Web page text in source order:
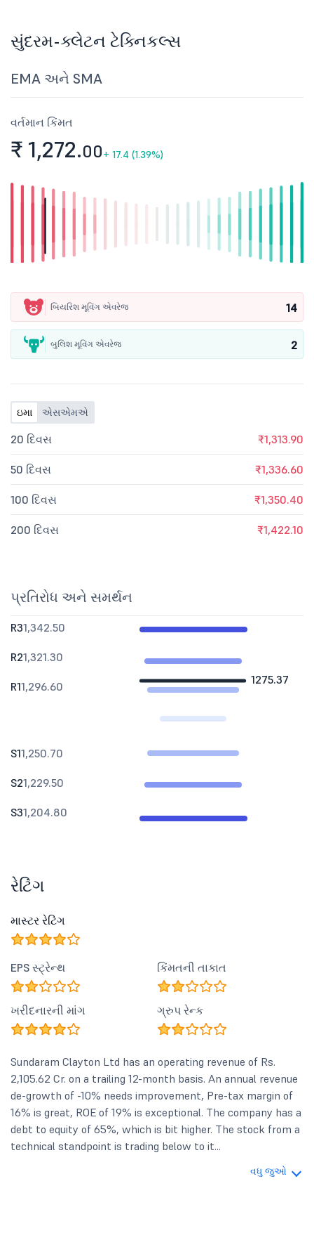
સુંદરમ-ક્લેટન ટેક્નિકલ્સ
EMA અને SMA
વર્તમાન કિંમત
₹ 1,272.00+ 17.4 (1.39%)
બિયરિશ મૂવિંગ એવરેજ 14
બુલિશ મૂવિંગ એવરેજ 2
ઇમા એસએમએ
20 દિવસ ₹1,313.90
50 દિવસ ₹1,336.60
100 દિવસ ₹1,350.40
200 દિવસ ₹1,422.10
પ્રતિરોધ અને સમર્થન
1275.37
R31,342.50
R21,321.30
R11,296.60
S11,250.70
S21,229.50
S31,204.80
રેટિંગ
માસ્ટર રેટિંગ
EPS સ્ટ્રેન્થ કિંમતની તાકાત
ખરીદનારની માંગ ગ્રુપ રેન્ક
Sundaram Clayton Ltd has an operating revenue of Rs.
2,105.62 Cr. on a trailing 12-month basis. An annual revenue
de-growth of -10% needs improvement, Pre-tax margin of
16% is great, ROE of 19% is exceptional. The company has a
debt to equity of 65%, which is bit higher. The stock from a
technical standpoint is trading below to it...
વધુ જુઓ